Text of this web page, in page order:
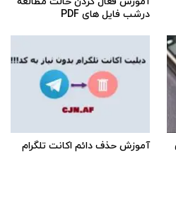
درشب فایل های PDF
آموزش حذف دائم اکانت تلگرام